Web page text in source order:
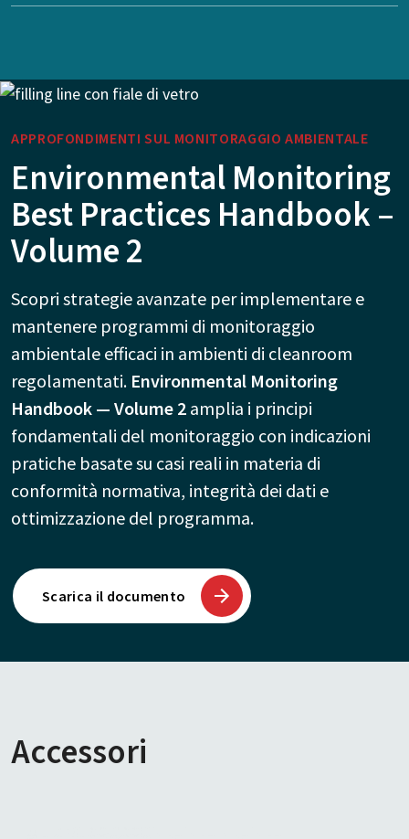
APPROFONDIMENTI SUL MONITORAGGIO AMBIENTALE
Environmental Monitoring
Best Practices Handbook –
Volume 2
Scopri strategie avanzate per implementare e
mantenere programmi di monitoraggio
ambientale efficaci in ambienti di cleanroom
regolamentati. Environmental Monitoring
Handbook — Volume 2 amplia i principi
fondamentali del monitoraggio con indicazioni
pratiche basate su casi reali in materia di
conformità normativa, integrità dei dati e
ottimizzazione del programma.
Scarica il documento
Accessori